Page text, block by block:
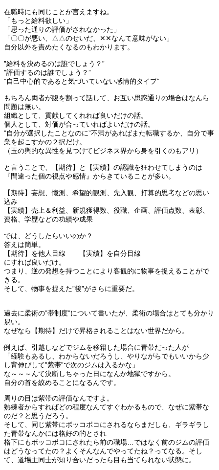
在職時にも同じことが言えますね。
「もっと給料欲しい」
「思った通りの評価がされなかった」
「〇〇が悪い、△△のせいだ、✕✕なんて意味がない」
自分以外を責めたくなるのもわかります。
”給料を決めるのは誰でしょう？”
”評価するのは誰でしょう？”
”自己中心的であると気づいていない感情的タイプ”
もちろん両者が腹を割って話して、お互い思惑通りの場合はなんら
問題は無い。
組織として、貢献してくれれば良いだけの話。
個人として、対価が合っていればよいだけの話。
”自分が選択したことなのに”不満があればまた転職するか、自分で事
業を起こすかの２択だけ。
（玉の輿的な異性を見つけてビジネス界から身を引くのもアリ）
と言うことで、【期待】と【実績】の認識を狂わせてしまうのは
『間違った個の視点や感情』からきていることが多い。
【期待】妄想、憶測、希望的観測、先入観、打算的思考などの思い
込み
【実績】売上＆利益、新規獲得数、役職、企画、評価点数、表彰、
資格、学歴などの功績や成果
では、どうしたらいいのか？
答えは簡単。
【期待】を他人目線 【実績】を自分目線
にすれば良いだけ。
つまり、逆の発想を持つことにより客観的に物事を捉えることがで
きる。
そして、物事を捉えた”後”がさらに重要だ。
過去に柔術の”帯制度”について書いたが、柔術の場合はとても分かり
易い。
なぜなら【期待】だけで昇格されることはない世界だから。
例えば、引越しなどでジムを移籍した場合に青帯だった人が
「経験もあるし、わからないだろうし、やりながらでもいいから少
し背伸びして”紫帯”で次のジムは入るかな」
な～～～んて決断しちゃった日になんか地獄ですから。
自分の首を絞めることになるんです。
周りの目は紫帯の評価なんですよ。
熟練者からすればどの程度なんてすぐわかるもので、なぜに紫帯な
のだ？と思うだろう。
そして、同じ紫帯にボッコボコにされるならまだしも、ギラギラし
た青帯なんかには格好の的とされ
格下にもボッコボコにされたら前の職場…ではなく前のジムの評価
はどうなってたの？よくそんなんでやってたね？ってなる。そし
て、道場主同士が知り合いだったら目も当てられない状態に。